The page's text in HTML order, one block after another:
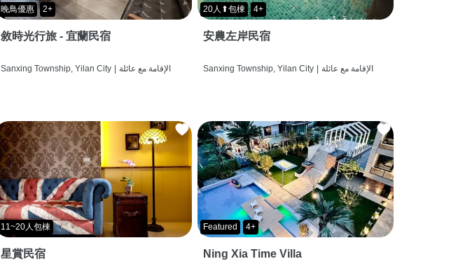
晚鳥優惠 2+
敘時光行旅 - 宜蘭民宿
Sanxing Township, Yilan City | الإقامة مع عائلة
20人⬆包棟 4+
安農左岸民宿
Sanxing Township, Yilan City | الإقامة مع عائلة
11~20人包棟
星賞民宿
Featured 4+
Ning Xia Time Villa